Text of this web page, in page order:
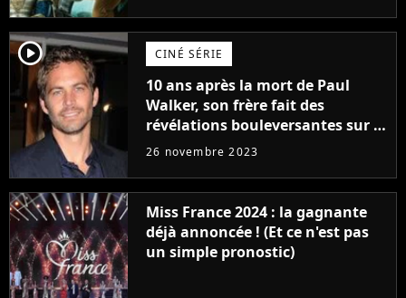
player2 CINÉ SÉRIE
10 ans après la mort de Paul
Walker, son frère fait des
révélations bouleversantes sur la
réaction des acteurs de Fast and
26 novembre 2023
Miss France 2024 : la gagnante
déjà annoncée ! (Et ce n'est pas
un simple pronostic)